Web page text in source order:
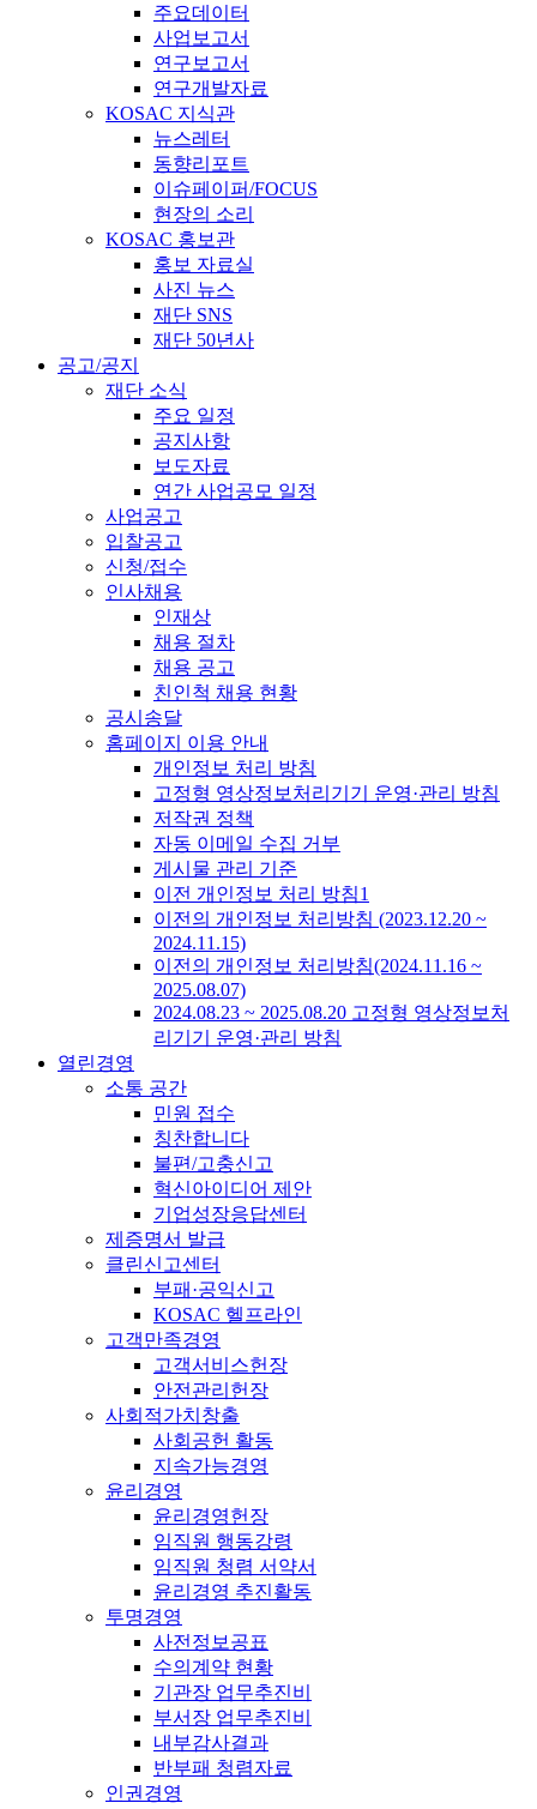
주요데이터
사업보고서
연구보고서
연구개발자료
KOSAC 지식관
뉴스레터
동향리포트
이슈페이퍼/FOCUS
현장의 소리
KOSAC 홍보관
홍보 자료실
사진 뉴스
재단 SNS
재단 50년사
공고/공지
재단 소식
주요 일정
공지사항
보도자료
연간 사업공모 일정
사업공고
입찰공고
신청/접수
인사채용
인재상
채용 절차
채용 공고
친인척 채용 현황
공시송달
홈페이지 이용 안내
개인정보 처리 방침
고정형 영상정보처리기기 운영·관리 방침
저작권 정책
자동 이메일 수집 거부
게시물 관리 기준
이전 개인정보 처리 방침1
이전의 개인정보 처리방침 (2023.12.20 ~
2024.11.15)
이전의 개인정보 처리방침(2024.11.16 ~
2025.08.07)
2024.08.23 ~ 2025.08.20 고정형 영상정보처
리기기 운영·관리 방침
열린경영
소통 공간
민원 접수
칭찬합니다
불편/고충신고
혁신아이디어 제안
기업성장응답센터
제증명서 발급
클린신고센터
부패·공익신고
KOSAC 헬프라인
고객만족경영
고객서비스헌장
안전관리헌장
사회적가치창출
사회공헌 활동
지속가능경영
윤리경영
윤리경영헌장
임직원 행동강령
임직원 청렴 서약서
윤리경영 추진활동
투명경영
사전정보공표
수의계약 현황
기관장 업무추진비
부서장 업무추진비
내부감사결과
반부패 청렴자료
인권경영